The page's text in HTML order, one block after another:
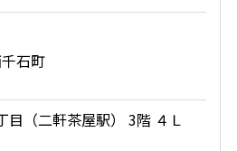
石町
目（二軒茶屋駅） 3階 ４Ｌ